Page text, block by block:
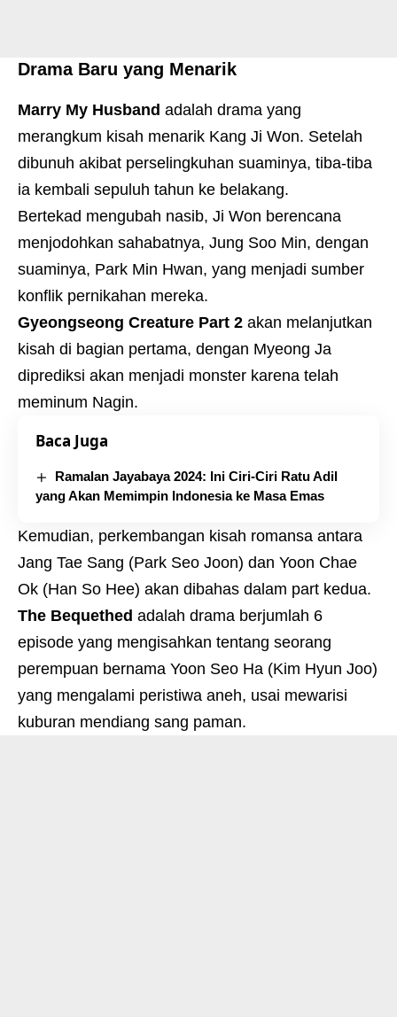
Drama Baru yang Menarik
Marry My Husband adalah drama yang
merangkum kisah menarik Kang Ji Won. Setelah
dibunuh akibat perselingkuhan suaminya, tiba-tiba
ia kembali sepuluh tahun ke belakang.
Bertekad mengubah nasib, Ji Won berencana
menjodohkan sahabatnya, Jung Soo Min, dengan
suaminya, Park Min Hwan, yang menjadi sumber
konflik pernikahan mereka.
Gyeongseong Creature Part 2 akan melanjutkan
kisah di bagian pertama, dengan Myeong Ja
diprediksi akan menjadi monster karena telah
meminum Nagin.
Baca Juga
Ramalan Jayabaya 2024: Ini Ciri-Ciri Ratu Adil
yang Akan Memimpin Indonesia ke Masa Emas
Kemudian, perkembangan kisah romansa antara
Jang Tae Sang (Park Seo Joon) dan Yoon Chae
Ok (Han So Hee) akan dibahas dalam part kedua.
The Bequethed adalah drama berjumlah 6
episode yang mengisahkan tentang seorang
perempuan bernama Yoon Seo Ha (Kim Hyun Joo)
yang mengalami peristiwa aneh, usai mewarisi
kuburan mendiang sang paman.